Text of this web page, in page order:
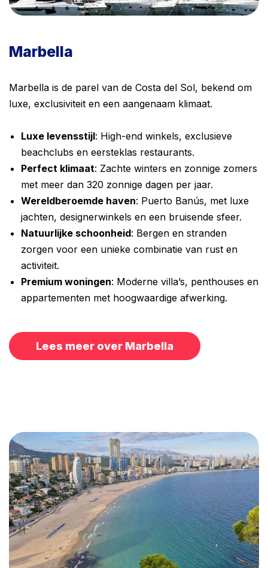
Marbella
Marbella is de parel van de Costa del Sol, bekend om
luxe, exclusiviteit en een aangenaam klimaat.
Luxe levensstijl: High-end winkels, exclusieve
beachclubs en eersteklas restaurants.
Perfect klimaat: Zachte winters en zonnige zomers
met meer dan 320 zonnige dagen per jaar.
Wereldberoemde haven: Puerto Banús, met luxe
jachten, designerwinkels en een bruisende sfeer.
Natuurlijke schoonheid: Bergen en stranden
zorgen voor een unieke combinatie van rust en
activiteit.
Premium woningen: Moderne villa’s, penthouses en
appartementen met hoogwaardige afwerking.
Lees meer over Marbella